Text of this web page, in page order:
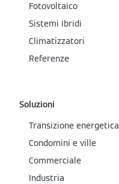
Fotovoltaico
Sistemi Ibridi
Climatizzatori
Referenze
Soluzioni
Transizione energetica
Condomini e ville
Commerciale
Industria